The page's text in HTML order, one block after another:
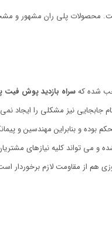
است. محصولات پلی ران مشهور
شده کهسراه بازدید پوش فیت
جابجایی نیز مشکلی را ایجاد
بوده و بنابراین مهندسین و
و می تواند کلیه نیازهای
هم از مقاومت لازم برخوردار